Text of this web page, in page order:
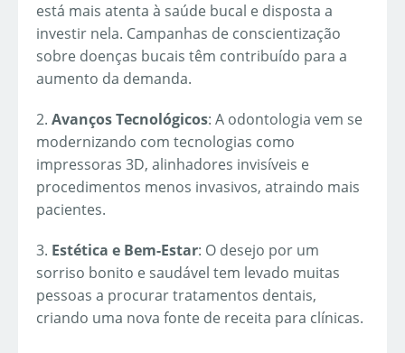
está mais atenta à saúde bucal e disposta a
investir nela. Campanhas de conscientização
sobre doenças bucais têm contribuído para a
aumento da demanda.
2. Avanços Tecnológicos: A odontologia vem se
modernizando com tecnologias como
impressoras 3D, alinhadores invisíveis e
procedimentos menos invasivos, atraindo mais
pacientes.
3. Estética e Bem-Estar: O desejo por um
sorriso bonito e saudável tem levado muitas
pessoas a procurar tratamentos dentais,
criando uma nova fonte de receita para clínicas.